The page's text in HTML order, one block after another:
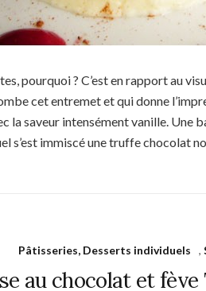
pourquoi ? C’est en rapport au
cet entremet et qui donne
la saveur intensément vanille. Une
s’est immiscé une truffe chocolat
Pâtisseries, Desserts individuels ,
au chocolat et fève